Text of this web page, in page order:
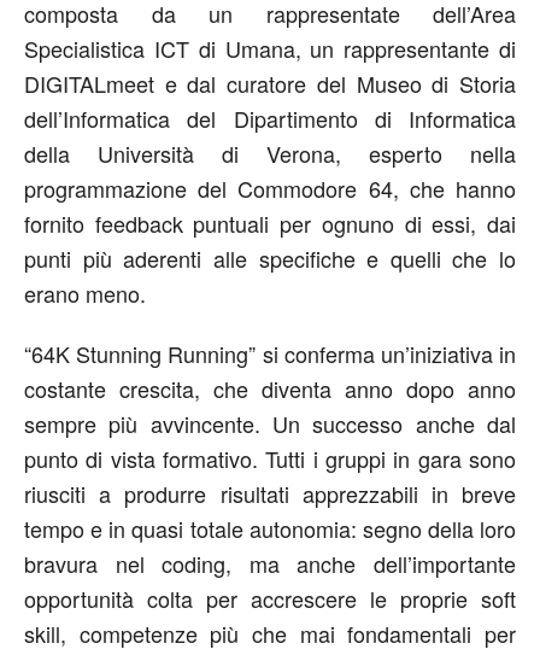
composta da un rappresentate dell’Area
Specialistica ICT di Umana, un rappresentante di
DIGITALmeet e dal curatore del Museo di Storia
dell’Informatica del Dipartimento di Informatica
della Università di Verona, esperto nella
programmazione del Commodore 64, che hanno
fornito feedback puntuali per ognuno di essi, dai
punti più aderenti alle specifiche e quelli che lo
erano meno.
“64K Stunning Running” si conferma un’iniziativa in
costante crescita, che diventa anno dopo anno
sempre più avvincente. Un successo anche dal
punto di vista formativo. Tutti i gruppi in gara sono
riusciti a produrre risultati apprezzabili in breve
tempo e in quasi totale autonomia: segno della loro
bravura nel coding, ma anche dell’importante
opportunità colta per accrescere le proprie soft
skill, competenze più che mai fondamentali per